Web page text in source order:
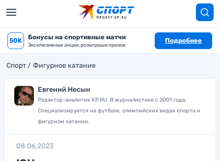
50K Бонусы на спортивные матчи
Эксклюзивные акции, розыгрыши призов
Подробнее
Спорт Фигурное катание
Евгений Несын
Редактор-аналитик KP.RU. В журналистике с 2001 года.
Специализируется на футболе, олимпийских видах спорта и
фигурном катании.
08.06.2023